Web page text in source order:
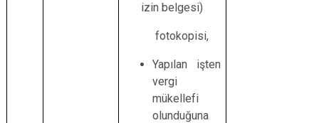
izin belgesi)
fotokopisi,
Yapılan işten
vergi
mükellefi
olunduğuna